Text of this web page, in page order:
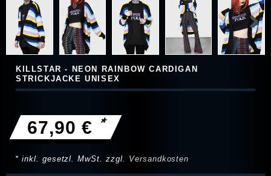
KILLSTAR - NEON RAINBOW CARDIGAN
STRICKJACKE UNISEX
67,90 € *
* inkl. gesetzl. MwSt. zzgl. Versandkosten